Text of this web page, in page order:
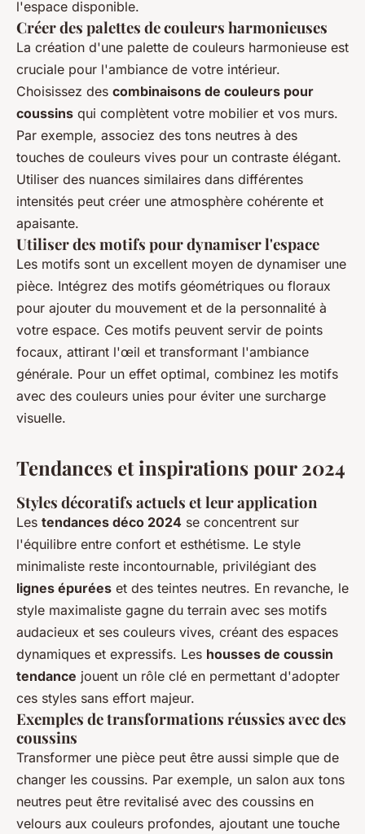
l'espace disponible.
Créer des palettes de couleurs harmonieuses
La création d'une palette de couleurs harmonieuse est
cruciale pour l'ambiance de votre intérieur.
Choisissez des combinaisons de couleurs pour
coussins qui complètent votre mobilier et vos murs.
Par exemple, associez des tons neutres à des
touches de couleurs vives pour un contraste élégant.
Utiliser des nuances similaires dans différentes
intensités peut créer une atmosphère cohérente et
apaisante.
Utiliser des motifs pour dynamiser l'espace
Les motifs sont un excellent moyen de dynamiser une
pièce. Intégrez des motifs géométriques ou floraux
pour ajouter du mouvement et de la personnalité à
votre espace. Ces motifs peuvent servir de points
focaux, attirant l'œil et transformant l'ambiance
générale. Pour un effet optimal, combinez les motifs
avec des couleurs unies pour éviter une surcharge
visuelle.
Tendances et inspirations pour 2024
Styles décoratifs actuels et leur application
Les tendances déco 2024 se concentrent sur
l'équilibre entre confort et esthétisme. Le style
minimaliste reste incontournable, privilégiant des
lignes épurées et des teintes neutres. En revanche, le
style maximaliste gagne du terrain avec ses motifs
audacieux et ses couleurs vives, créant des espaces
dynamiques et expressifs. Les housses de coussin
tendance jouent un rôle clé en permettant d'adopter
ces styles sans effort majeur.
Exemples de transformations réussies avec des
coussins
Transformer une pièce peut être aussi simple que de
changer les coussins. Par exemple, un salon aux tons
neutres peut être revitalisé avec des coussins en
velours aux couleurs profondes, ajoutant une touche